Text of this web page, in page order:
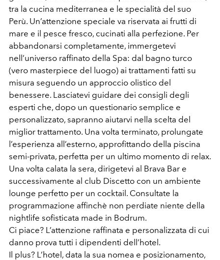
tra la cucina mediterranea e le specialità del suo
Perù. Un’attenzione speciale va riservata ai frutti di
mare e il pesce fresco, cucinati alla perfezione. Per
abbandonarsi completamente, immergetevi
nell’universo raffinato della Spa: dal bagno turco
(vero masterpiece del luogo) ai trattamenti fatti su
misura seguendo un approccio olistico del
benessere. Lasciatevi guidare dei consigli degli
esperti che, dopo un questionario semplice e
personalizzato, sapranno aiutarvi nella scelta del
miglior trattamento. Una volta terminato, prolungate
l’esperienza all’esterno, approfittando della piscina
semi-privata, perfetta per un ultimo momento di relax.
Una volta calata la sera, dirigetevi al Brava Bar e
successivamente al club Discetto con un ambiente
lounge perfetto per un cocktail. Consultate la
programmazione affinchè non perdiate niente della
nightlife sofisticata made in Bodrum.
Ci piace? L’attenzione raffinata e personalizzata di cui
danno prova tutti i dipendenti dell’hotel.
Il plus? L’hotel, data la sua nomea e posizionamento,